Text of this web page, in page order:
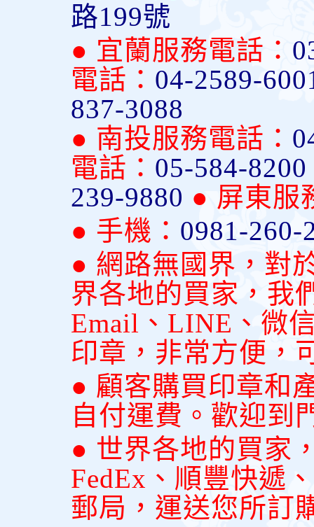
路199號
● 宜蘭服務電話：
電話： 04-2589-
837-3088
● 南投服務電話：
電話： 05-584-8200
239-9880 ● 屏東服
● 手機： 0981-260-
● 網路無國界，對
界各地的買家，我
Email、LINE、微
印章，非常方便，
● 顧客購買印章和
自付運費。歡迎到
● 世界各地的買家
FedEx、順豐快遞
郵局，運送您所訂